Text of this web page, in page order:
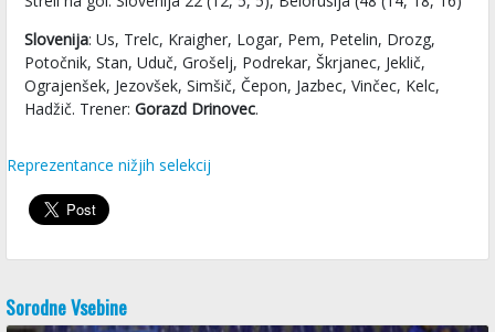
Slovenija: Us, Trelc, Kraigher, Logar, Pem, Petelin, Drozg,
Potočnik, Stan, Uduč, Grošelj, Podrekar, Škrjanec, Jeklič,
Ograjenšek, Jezovšek, Simšič, Čepon, Jazbec, Vinčec, Kelc,
Hadžič. Trener: Gorazd Drinovec.
Reprezentance nižjih selekcij
Sorodne Vsebine